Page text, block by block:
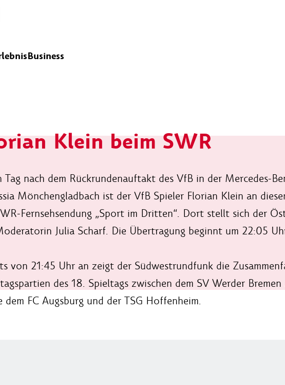
Business
Klein beim SWR
Tag nach dem Rückrundenauftakt des VfB in der Mercedes-
Mönchengladbach ist der VfB Spieler Florian Klein an
Fernsehsendung „Sport im Dritten“. Dort stellt sich der
Julia Scharf. Die Übertragung beginnt um 22:05
von 21:45 Uhr an zeigt der Südwestrundfunk die
des 18. Spieltags zwischen dem SV Werder
dem FC Augsburg und der TSG Hoffenheim.